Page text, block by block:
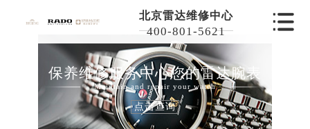
北京雷达维修中心
400-801-5621
保养维修服务中心您的雷达腕表
Maintain and repair your watch
点击查询